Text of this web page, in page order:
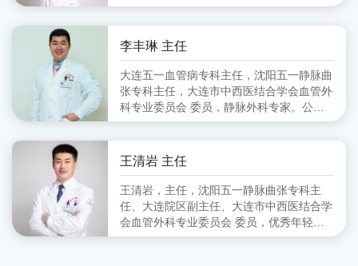
专业委员会 委员,毕业于锦州医学院
李丰琳 主任
大连五一血管病专科主任，沈阳五一静脉曲
张专科主任，大连市中西医结合学会血管外
科专业委员会 委员，静脉外科专家。公立
医院从事血管外科工作十余年，擅长对下肢
静脉曲张的超声定位引导下的微创治疗。
王清岩 主任
王清岩，主任，沈阳五一静脉曲张专科主
任、大连院区副主任、大连市中西医结合学
会血管外科专业委员会 委员，优秀年轻静
脉外科专家。毕业于山东第一医科大学，三